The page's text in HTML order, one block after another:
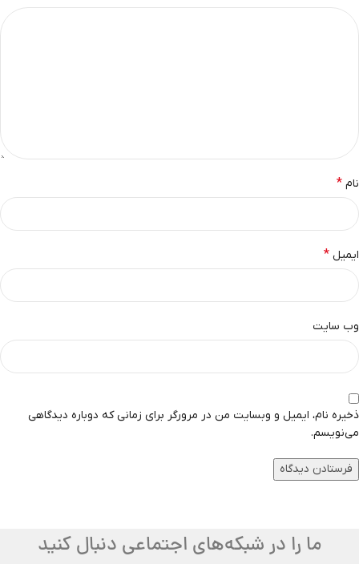
نام *
ایمیل *
وب‌ سایت
ذخیره نام، ایمیل و وبسایت من در مرورگر برای زمانی که دوباره دیدگاهی
می‌نویسم.
ما را در شبکه‌های اجتماعی دنبال کنید